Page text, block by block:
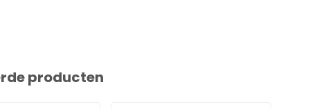
producten